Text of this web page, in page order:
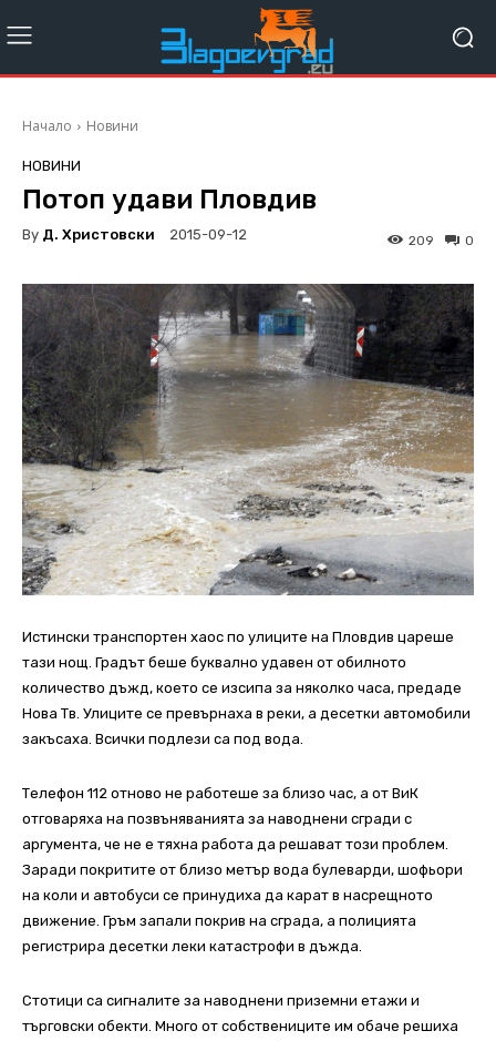
Начало Новини
НОВИНИ
Потоп удави Пловдив
By Д. Христовски 2015-09-12 0
209
Истински транспортен хаос по улиците на Пловдив цареше
тази нощ. Градът беше буквално удавен от обилното
количество дъжд, което се изсипа за няколко часа, предаде
Нова Тв. Улиците се превърнаха в реки, а десетки автомобили
закъсаха. Всички подлези са под вода.
Телефон 112 отново не работеше за близо час, а от ВиК
отговаряха на позвъняванията за наводнени сгради с
аргумента, че не е тяхна работа да решават този проблем.
Заради покритите от близо метър вода булеварди, шофьори
на коли и автобуси се принудиха да карат в насрещното
движение. Гръм запали покрив на сграда, а полицията
регистрира десетки леки катастрофи в дъжда.
Стотици са сигналите за наводнени приземни етажи и
търговски обекти. Много от собствениците им обаче решиха